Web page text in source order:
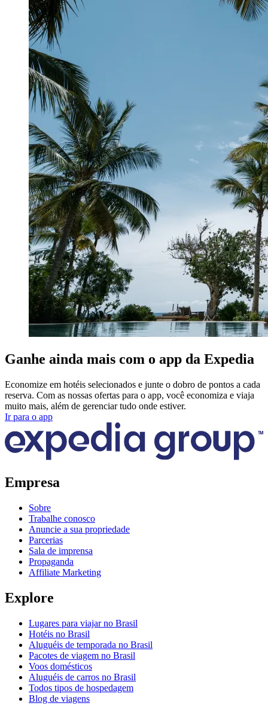
Ganhe ainda mais com o app da Expedia
Economize em hotéis selecionados e junte o dobro de pontos a cada
reserva. Com as nossas ofertas para o app, você economiza e viaja
muito mais, além de gerenciar tudo onde estiver.
Ir para o app
Empresa
Sobre
Trabalhe conosco
Anuncie a sua propriedade
Parcerias
Sala de imprensa
Propaganda
Affiliate Marketing
Explore
Lugares para viajar no Brasil
Hotéis no Brasil
Aluguéis de temporada no Brasil
Pacotes de viagem no Brasil
Voos domésticos
Aluguéis de carros no Brasil
Todos tipos de hospedagem
Blog de viagens